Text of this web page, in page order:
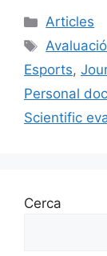
c
e
b
o
o
ai
l
Categories
Articles
Etiquetes
Esports,
Personal
Scientific
Cerca